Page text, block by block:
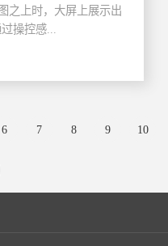
之上时，大屏上展示出
操控感...
6 7 8 9 10